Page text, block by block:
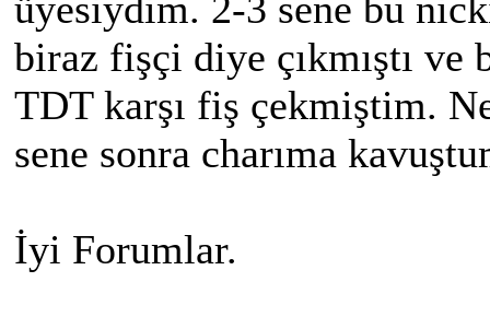
biraz fişçi diye çıkmıştı ve
TDT karşı fiş çekmiştim.
sene sonra charıma
İyi Forumlar.